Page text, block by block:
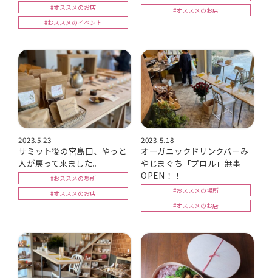
#オススメのお店
#おススメのイベント
#オススメのお店
2023.5.23
サミット後の宮島口、やっと
人が戻って来ました。
#おススメの場所
#オススメのお店
2023.5.18
オーガニックドリンクバーみ
やじまぐち「プロル」無事
OPEN！！
#おススメの場所
#オススメのお店